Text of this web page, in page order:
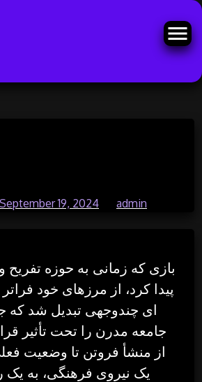
September 19, 2024 admin
بازی که زمانی به حوزه
پیدا کرد، از مرزهای خود
ای چندوجهی تبدیل شد که
جامعه مدرن را تحت تأثیر
از منشأ فروتن تا وضعیت
یک نیروی فرهنگی، به یک